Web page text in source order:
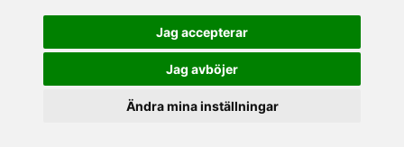
Jag accepterar
Jag avböjer
Ändra mina inställningar